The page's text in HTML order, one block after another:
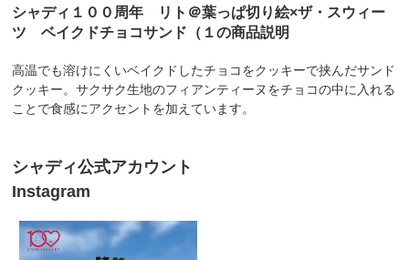
シャディ１００周年 リト＠葉っぱ切り絵×ザ・スウィー
ツ ベイクドチョコサンド（１の商品説明
高温でも溶けにくいベイクドしたチョコをクッキーで挟んだサンド
クッキー。サクサク生地のフィアンティーヌをチョコの中に入れる
ことで食感にアクセントを加えています。
シャディ公式アカウント
Instagram